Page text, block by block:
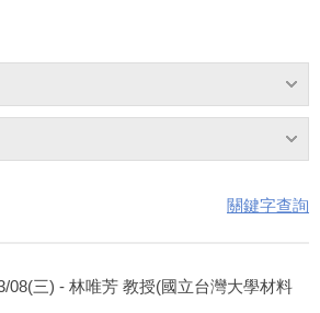
關鍵字查詢
08(三) - 林唯芳 教授(國立台灣大學材料